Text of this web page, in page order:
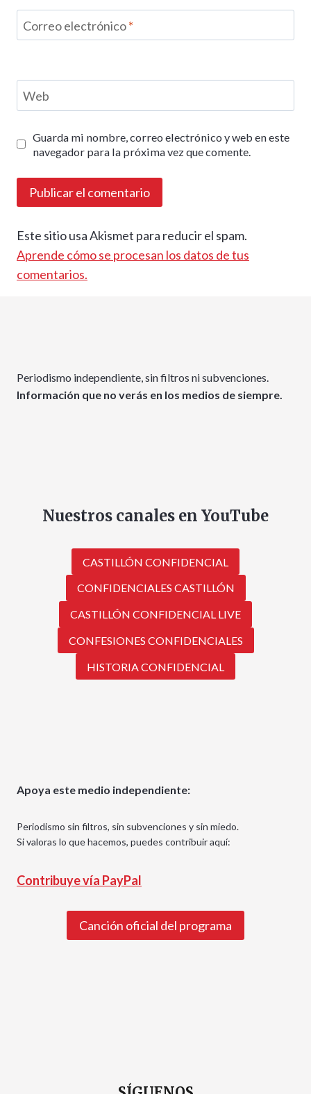
Correo electrónico*
Web
Guarda mi nombre, correo electrónico y web en este
navegador para la próxima vez que comente.
Este sitio usa Akismet para reducir el spam.
Aprende cómo se procesan los datos de tus
comentarios.
Periodismo independiente, sin filtros ni subvenciones.
Información que no verás en los medios de siempre.
Nuestros canales en YouTube
CASTILLÓN CONFIDENCIAL
CONFIDENCIALES CASTILLÓN
CASTILLÓN CONFIDENCIAL LIVE
CONFESIONES CONFIDENCIALES
HISTORIA CONFIDENCIAL
Apoya este medio independiente:
Periodismo sin filtros, sin subvenciones y sin miedo.
Si valoras lo que hacemos, puedes contribuir aquí:
Contribuye vía PayPal
Canción oficial del programa